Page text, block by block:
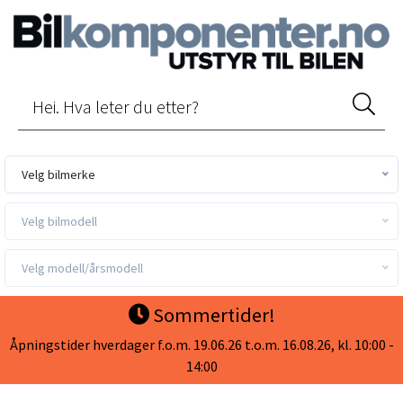
Velg bilmerke
Velg bilmodell
Velg modell/årsmodell
Sommertider!
Åpningstider hverdager f.o.m. 19.06.26 t.o.m. 16.08.26, kl. 10:00 -
14:00